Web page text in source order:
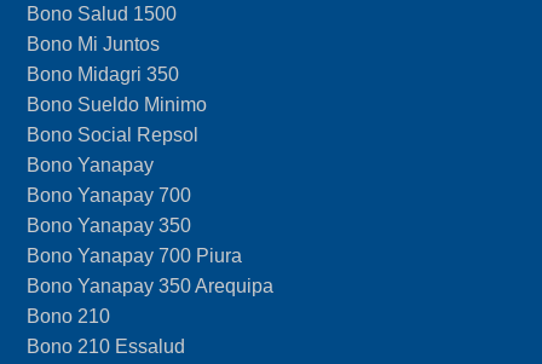
Bono Salud 1500
Bono Mi Juntos
Bono Midagri 350
Bono Sueldo Minimo
Bono Social Repsol
Bono Yanapay
Bono Yanapay 700
Bono Yanapay 350
Bono Yanapay 700 Piura
Bono Yanapay 350 Arequipa
Bono 210
Bono 210 Essalud